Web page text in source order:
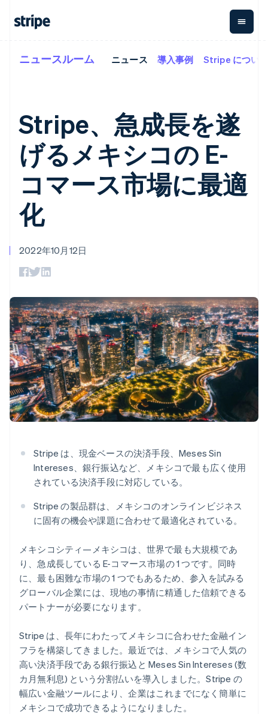
支払い
済
Managed
Payments
マーチャント
オブレコード
ソリューショ
ン
Payment links
コーディング
不要の決済ペ
ージ
Checkout
構築済み決済
Elements
ポーネント
済手段を利用
可能
Terminal
対面支払い
Authorization
Boost
決済成功率の
最適化
Link
スピーディー
な決済
収益
Metronome
従量課金
サブスクリ
プション
サブスクリ
プションの
管理
Invoicing
自動化
Stripe
Sigma
カスタムレ
ポート
Data
Pipeline
データの同
期
資金管
Payouts
第三者
への入
金
プラッ
イス
フォー
決済の
築
その他
Product roadmap
今後の予定を確認
不正防止
Atlas
Climate
カーボンリムーバル
Identity
オンライン本人確認
Stripe Sessions 2026
Stripe が AI の経済インフラをどのように構築しているかを
ご覧ください。
こちらをご覧ください
企業規模別
ユースケース別
エージェンティックコマ
ース
E コマース / ECサイト
業種別
AI 企業
クリエイターエコノミ―
ゲーム
ホスピタリティ、旅行、
レジャー
保険
メディアおよびエンター
プロフェッショナルサー
ビス
パブリックセクター
小売業
エコシステム
パートナー
Stripe App Marketplace
ドキュメント
Stripe Apps
ガイド
オンライン決済を受け付
のカードを発行
エージェントによるサー
ビスのプロビジョニング
と管理
リソース
アプリへの導入
コードサンプル
学ぶ
サポート
サポートに問い合わせる
管理サポートプラン
プロフェッショナルサー
Sessions 年次カンファ
レンス
採用情報
ニュースルーム
Stripe Press
お問い合わせ
営業にお問い合わせ
パートナーになる
ニュースルーム ニュース 導入事例 Stripe につい
Stripe、急成長を遂
げるメキシコの E-
コマース市場に最適
化
2022年10月12日
Stripe は、現金ベースの決済手段、Meses Sin
Intereses、銀行振込など、メキシコで最も広く使用
されている決済手段に対応している。
Stripe の製品群は、メキシコのオンラインビジネス
に固有の機会や課題に合わせて最適化されている。
メキシコシティ—メキシコは、世界で最も大規模であ
り、急成長している E-コマース市場の 1 つです。同時
に、最も困難な市場の 1 つでもあるため、参入を試みる
グローバル企業には、現地の事情に精通した信頼できる
パートナーが必要になります。
Stripe は、長年にわたってメキシコに合わせた金融イン
フラを構築してきました。最近では、メキシコで人気の
高い決済手段である銀行振込と Meses Sin Intereses (数
カ月無利息) という分割払いを導入しました。Stripe の
幅広い金融ツールにより、企業はこれまでになく簡単に
メキシコで成功できるようになりました。